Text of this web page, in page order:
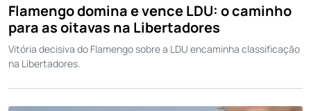
Flamengo domina e vence LDU: o caminho
para as oitavas na Libertadores
Vitória decisiva do Flamengo sobre a LDU encaminha classificação
na Libertadores.